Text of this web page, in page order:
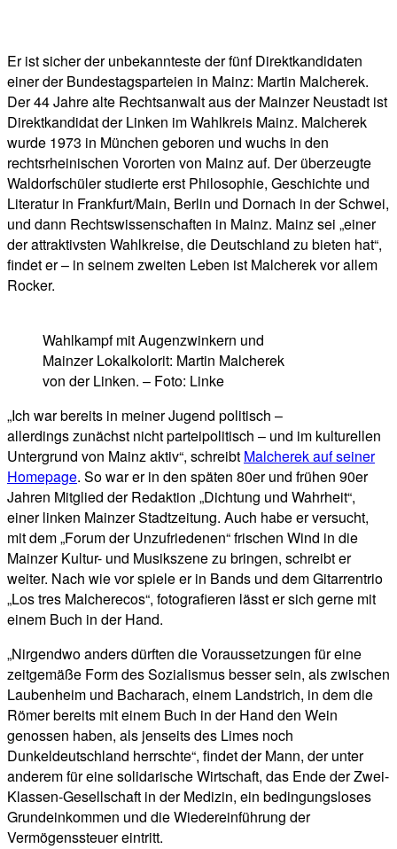
Er ist sicher der unbekannteste der fünf Direktkandidaten
einer der Bundestagsparteien in Mainz: Martin Malcherek.
Der 44 Jahre alte Rechtsanwalt aus der Mainzer Neustadt ist
Direktkandidat der Linken im Wahlkreis Mainz. Malcherek
wurde 1973 in München geboren und wuchs in den
rechtsrheinischen Vororten von Mainz auf. Der überzeugte
Waldorfschüler studierte erst Philosophie, Geschichte und
Literatur in Frankfurt/Main, Berlin und Dornach in der Schwei,
und dann Rechtswissenschaften in Mainz. Mainz sei „einer
der attraktivsten Wahlkreise, die Deutschland zu bieten hat“,
findet er – in seinem zweiten Leben ist Malcherek vor allem
Rocker.
Wahlkampf mit Augenzwinkern und
Mainzer Lokalkolorit: Martin Malcherek
von der Linken. – Foto: Linke
„Ich war bereits in meiner Jugend politisch –
allerdings zunächst nicht parteipolitisch – und im kulturellen
Untergrund von Mainz aktiv“, schreibt Malcherek auf seiner
Homepage. So war er in den späten 80er und frühen 90er
Jahren Mitglied der Redaktion „Dichtung und Wahrheit“,
einer linken Mainzer Stadtzeitung. Auch habe er versucht,
mit dem „Forum der Unzufriedenen“ frischen Wind in die
Mainzer Kultur- und Musikszene zu bringen, schreibt er
weiter. Nach wie vor spiele er in Bands und dem Gitarrentrio
„Los tres Malcherecos“, fotografieren lässt er sich gerne mit
einem Buch in der Hand.
„Nirgendwo anders dürften die Voraussetzungen für eine
zeitgemäße Form des Sozialismus besser sein, als zwischen
Laubenheim und Bacharach, einem Landstrich, in dem die
Römer bereits mit einem Buch in der Hand den Wein
genossen haben, als jenseits des Limes noch
Dunkeldeutschland herrschte“, findet der Mann, der unter
anderem für eine solidarische Wirtschaft, das Ende der Zwei-
Klassen-Gesellschaft in der Medizin, ein bedingungsloses
Grundeinkommen und die Wiedereinführung der
Vermögenssteuer eintritt.